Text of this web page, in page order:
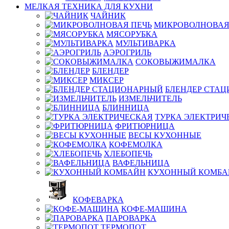
МЕЛКАЯ ТЕХНИКА ДЛЯ КУХНИ
ЧАЙНИК
МЯСОРУБКА
МУЛЬТИВАРКА
АЭРОГРИЛЬ
СОКОВЫЖИМАЛКА
БЛЕНДЕР
МИКСЕР
БЛЕНДЕР
ИЗМЕЛЬЧИТЕЛЬ
БЛИННИЦА
ТУРКА
ФРИТЮРНИЦА
ВЕСЫ КУХОННЫЕ
КОФЕМОЛКА
ХЛЕБОПЕЧЬ
ВАФЕЛЬНИЦА
КУХОННЫЙ
КОФЕВАРКА
КОФЕ-МАШИНА
ПАРОВАРКА
ТЕРМОПОТ